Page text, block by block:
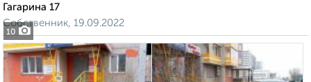
10
Гагарина 17
Собственник, 19.09.2022